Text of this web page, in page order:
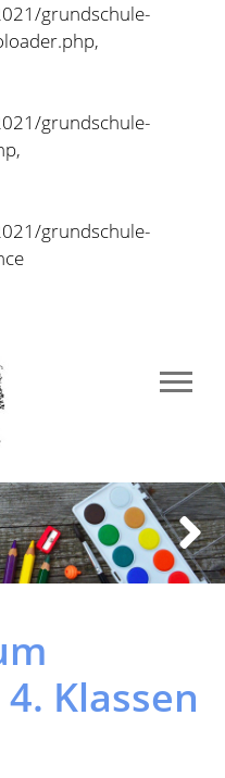
grundschule-
grundschule-
grundschule-
Klassen